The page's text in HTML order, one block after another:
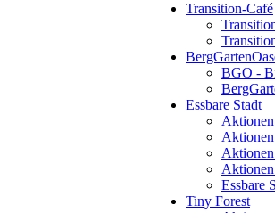
Transition-Café
BGO -
Essbare Stadt
Essbare
Tiny Forest